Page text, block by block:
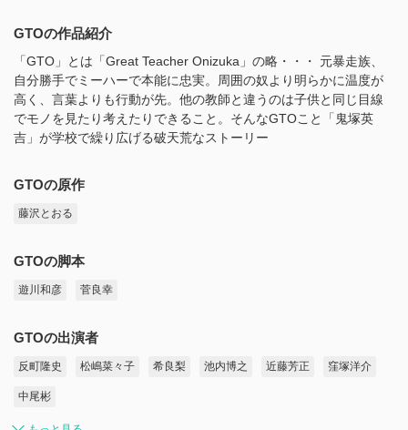
GTOの作品紹介
「GTO」とは「Great Teacher Onizuka」の略・・・ 元暴走族、
自分勝手でミーハーで本能に忠実。周囲の奴より明らかに温度が
高く、言葉よりも行動が先。他の教師と違うのは子供と同じ目線
でモノを見たり考えたりできること。そんなGTOこと「鬼塚英
吉」が学校で繰り広げる破天荒なストーリー
GTOの原作
藤沢とおる
GTOの脚本
遊川和彦 菅良幸
GTOの出演者
反町隆史 松嶋菜々子 希良梨 池内博之 近藤芳正 窪塚洋介
中尾彬